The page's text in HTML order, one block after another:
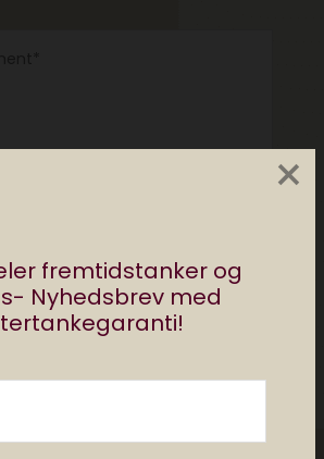
fremtidstanker og
Nyhedsbrev med
×